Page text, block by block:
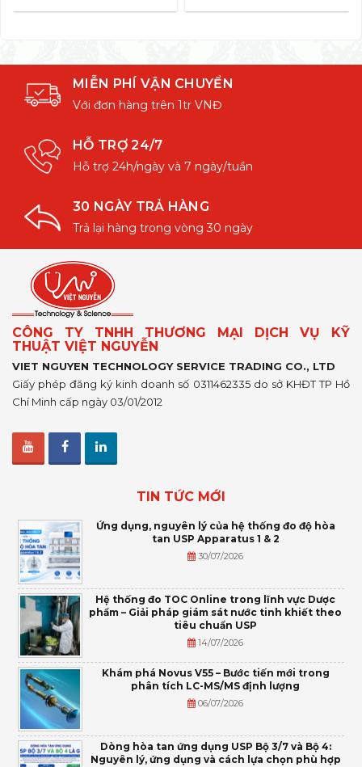
MIỄN PHÍ VẬN CHUYỂN
Với đơn hàng trên 1tr VNĐ
HỖ TRỢ 24/7
Hỗ trợ 24h/ngày và 7 ngày/tuần
30 NGÀY TRẢ HÀNG
Trả lại hàng trong vòng 30 ngày
CÔNG TY TNHH THƯƠNG MẠI DỊCH VỤ KỸ
THUẬT VIỆT NGUYỄN
VIET NGUYEN TECHNOLOGY SERVICE TRADING CO., LTD
Giấy phép đăng ký kinh doanh số 0311462335 do sở KHĐT TP Hồ
Chí Minh cấp ngày 03/01/2012
TIN TỨC MỚI
Ứng dụng, nguyên lý của hệ thống đo độ hòa
tan USP Apparatus 1 & 2
30/07/2026
Hệ thống đo TOC Online trong lĩnh vực Dược
phẩm – Giải pháp giám sát nước tinh khiết theo
tiêu chuẩn USP
14/07/2026
Khám phá Novus V55 – Bước tiến mới trong
phân tích LC-MS/MS định lượng
06/07/2026
Dòng hòa tan ứng dụng USP Bộ 3/7 và Bộ 4:
Nguyên lý, ứng dụng và cách lựa chọn phù hợp